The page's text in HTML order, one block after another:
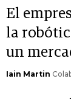
El
la
un
Iain Martin